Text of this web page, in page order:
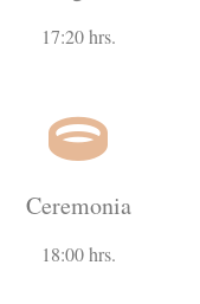
17:20 hrs.
Ceremonia
18:00 hrs.